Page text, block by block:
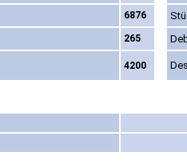
6876
265
4200